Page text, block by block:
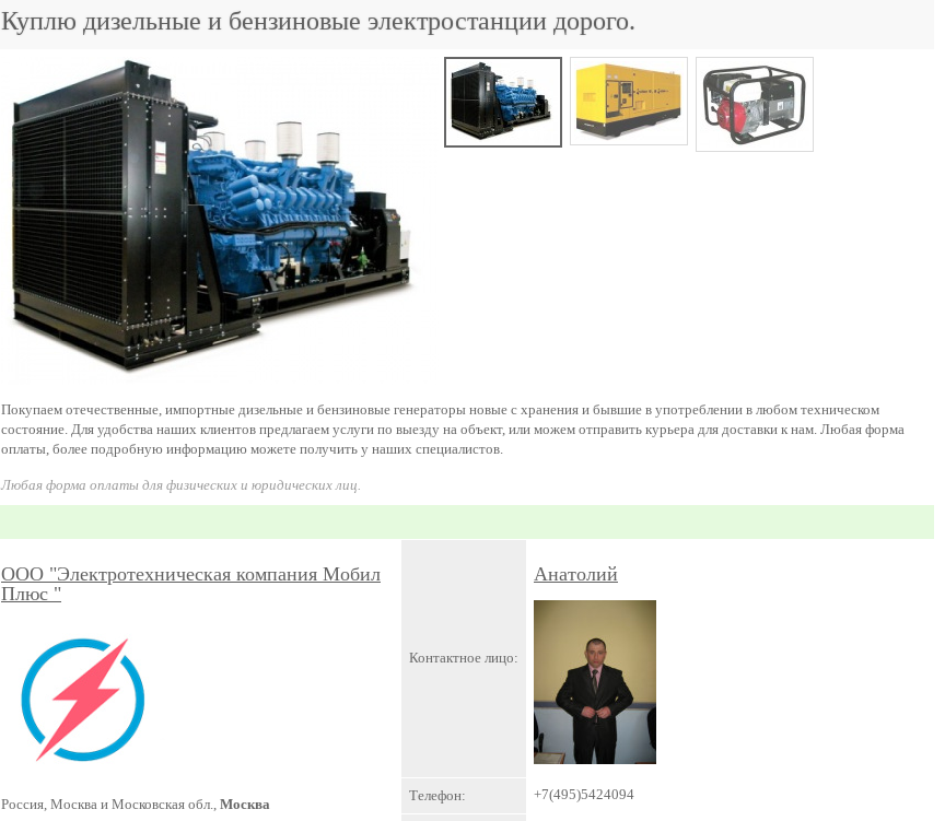
Куплю дизельные и бензиновые электростанции дорого.
Покупаем отечественные, импортные дизельные и бензиновые генераторы новые с хранения и бывшие в употреблении в любом техническом
состояние. Для удобства наших клиентов предлагаем услуги по выезду на объект, или можем отправить курьера для доставки к нам. Любая форма
оплаты, более подробную информацию можете получить у наших специалистов.
Любая форма оплаты для физических и юридических лиц.
ООО "Электротехническая компания Мобил
Плюс "
Россия, Москва и Московская обл., Москва
Контактное лицо:
Анатолий
Телефон: +7(495)5424094